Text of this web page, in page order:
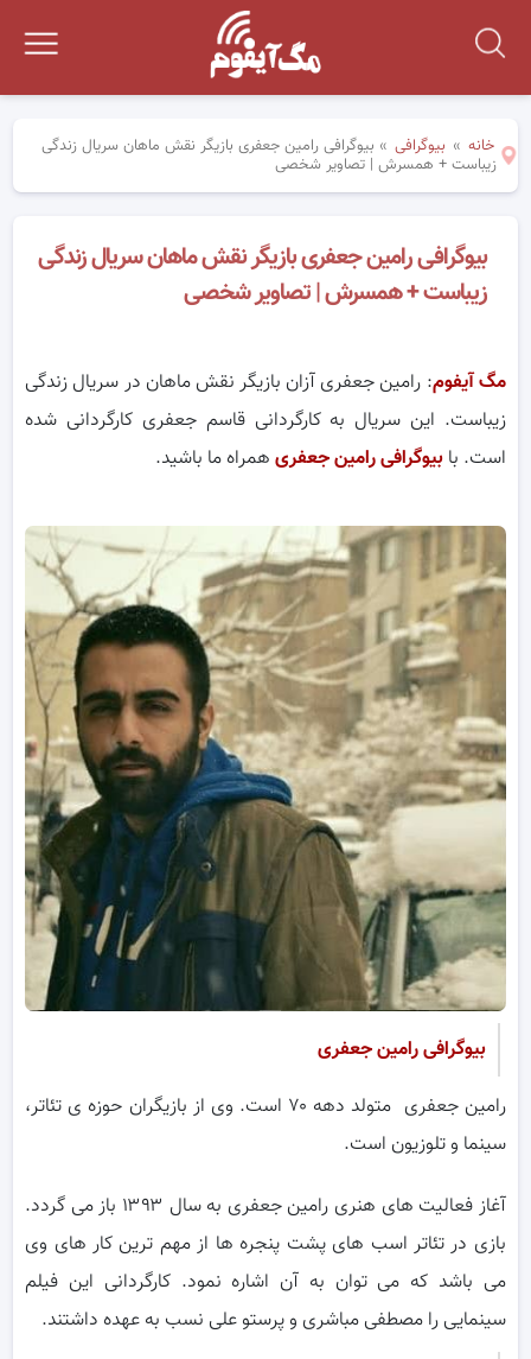
خانه » بیوگرافی » بیوگرافی رامین جعفری بازیگر نقش ماهان سریال زندگی
زیباست + همسرش | تصاویر شخصی
بیوگرافی رامین جعفری بازیگر نقش ماهان سریال زندگی
زیباست + همسرش | تصاویر شخصی
مگ آیفوم: رامین جعفری آزان بازیگر نقش ماهان در سریال زندگی
زیباست. این سریال به کارگردانی قاسم جعفری کارگردانی شده
است. بابیوگرافی رامین جعفری همراه ما باشید.
بیوگرافی رامین جعفری
رامین جعفری متولد دهه ۷۰ است. وی از بازیگران حوزه ی تئاتر،
سینما و تلوزیون است.
آغاز فعالیت های هنری رامین جعفری به سال ۱۳۹۳ باز می گردد.
بازی در تئاتر اسب های پشت پنجره ها از مهم ترین کار های وی
می باشد که می توان به آن اشاره نمود. کارگردانی این فیلم
سینمایی را مصطفی مباشری و پرستو علی نسب به عهده داشتند.